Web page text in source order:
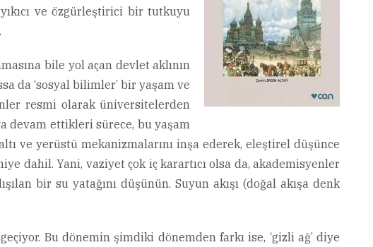
ve özgürleştirici bir tutkuyu
bile yol açan devlet aklının
da ‘sosyal bilimler’ bir yaşam ve
resmi olarak üniversitelerden
devam ettikleri sürece, bu yaşam
ve yerüstü mekanizmalarını inşa ederek, eleştirel düşünce
dahil. Yani, vaziyet çok iç karartıcı olsa da, akademisyenler
bir su yatağını düşünün. Suyun akışı (doğal akışa denk
Bu dönemin şimdiki dönemden farkı ise, ‘gizli ağ’ diye